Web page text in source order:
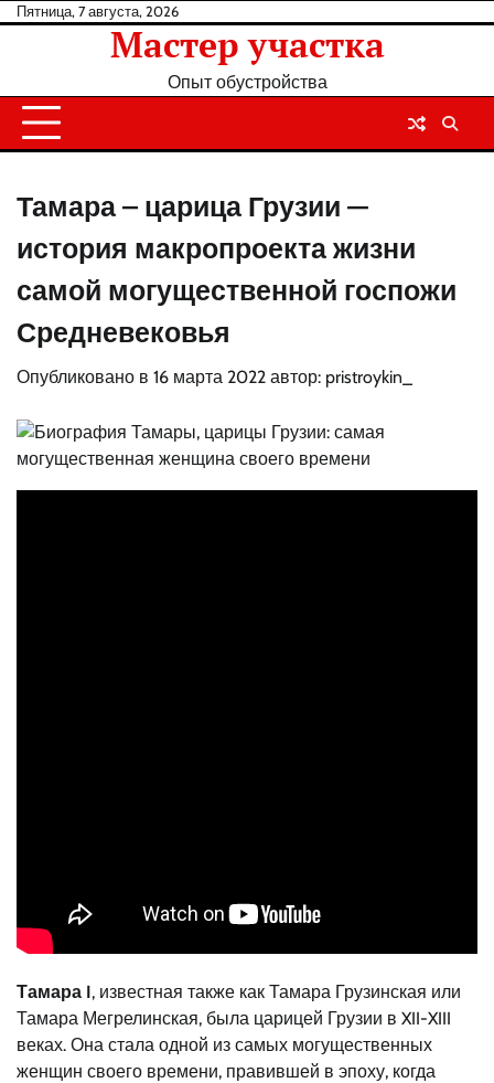
Перейти
Пятница, 7 августа, 2026
Мастер участка
Опыт обустройства
Тамара – царица Грузии —
история макропроекта жизни
самой могущественной госпожи
Средневековья
Опубликовано в 16 марта 2022 автор: pristroykin_
Тамара I, известная также как Тамара Грузинская или
Тамара Мегрелинская, была царицей Грузии в XII-XIII
веках. Она стала одной из самых могущественных
женщин своего времени, правившей в эпоху, когда